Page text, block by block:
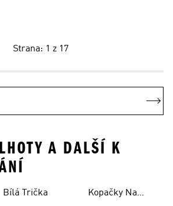
Strana: 1 z 17
A DALŠÍ K
Bílá Trička
Kopačky Na